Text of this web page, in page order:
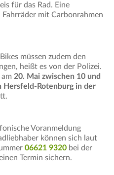
für das Rad. Eine
mit Carbonrahmen
müssen zudem den
heißt es von der Polizei.
20. Mai zwischen 10 und
Rotenburg in der
Voranmeldung
können sich laut
06621 9320 bei der
Termin sichern.